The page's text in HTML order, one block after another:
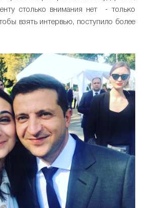
столько внимания нет - только
взять интервью, поступило более